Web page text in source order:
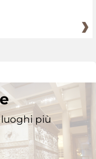
più